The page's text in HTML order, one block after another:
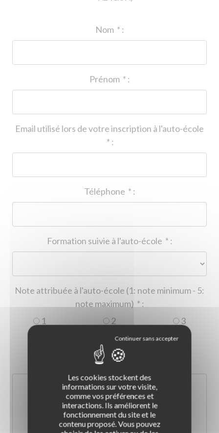
* :
* :
Email utilisé lors de votre inscription à l'auto-école
* :
* :
* :
Note attribuée à l'auto-école (1: note minimum - 5:
* :
1
2
3
5
Les cookies stockent des
informations sur votre visite,
comme vos préférences et
interactions. Ils améliorent le
fonctionnement du site et le
contenu proposé. Vous pouvez